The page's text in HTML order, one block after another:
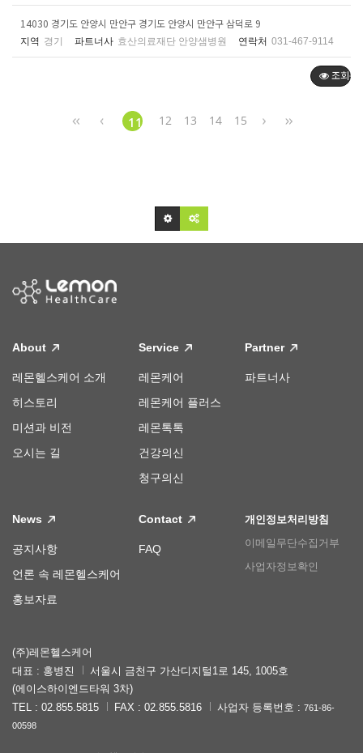
14030 경기도 안양시 만안구 경기도 안양시 만안구 삼덕로 9
지역 경기 파트너사 효산의료재단 안양샘병원 연락처 031-467-9114
조회순
11 12 13 14 15
About
레몬헬스케어 소개
히스토리
미션과 비전
오시는 길
Service
레몬케어
레몬케어 플러스
레몬톡톡
건강의신
청구의신
Partner
파트너사
News
공지사항
언론 속 레몬헬스케어
홍보자료
Contact
FAQ
개인정보처리방침
이메일무단수집거부
사업자정보확인
(주)레몬헬스케어
대표 : 홍병진
서울시 금천구 가산디지털1로 145, 1005호
(에이스하이엔드타워 3차)
TEL : 02.855.5815
FAX : 02.855.5816 사업자 등록번호 : 761-86-
00598